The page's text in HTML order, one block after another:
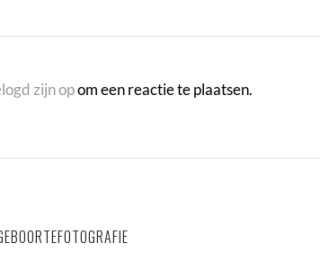
zijn opom een reactie te plaatsen.